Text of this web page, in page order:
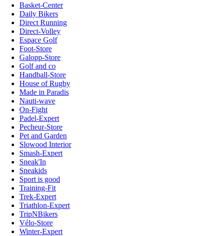
Basket-Center
Daily Bikers
Direct Running
Direct-Volley
Espace Golf
Foot-Store
Galopp-Store
Golf and co
Handball-Store
House of Rugby
Made in Paradis
Nauti-wave
On-Fight
Padel-Expert
Pecheur-Store
Pet and Garden
Slowood Interior
Smash-Expert
Sneak'In
Sneakids
Sport is good
Training-Fit
Trek-Expert
Triathlon-Expert
TripNBikers
Vélo-Store
Winter-Expert